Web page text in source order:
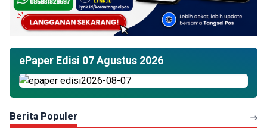
ePaper Edisi 07 Agustus 2026
Berita Populer